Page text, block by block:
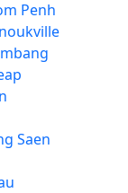
Penh
Saen